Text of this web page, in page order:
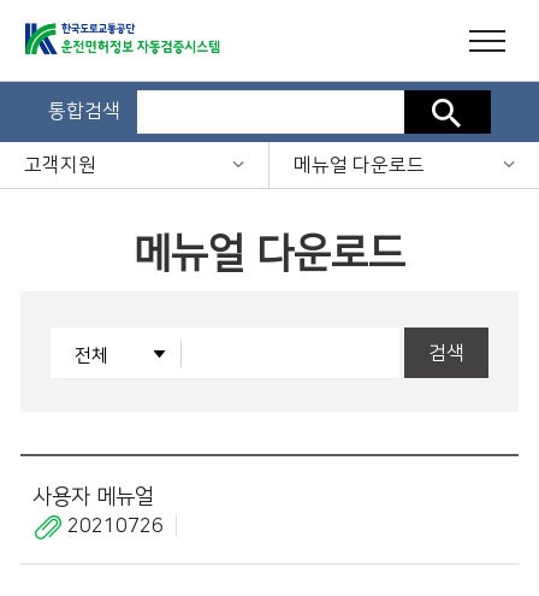
통합검색 검색
고객지원 메뉴얼 다운로드
메뉴얼 다운로드
검색
사용자 메뉴얼
20210726